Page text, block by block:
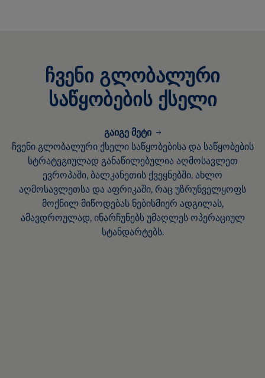
ჩვენი გლობალური
საწყობების ქსელი
ჩვენი გლობალური ქსელი საწყობებისა და საწყობების
სტრატეგიულად განაწილებულია აღმოსავლეთ
ევროპაში, ბალკანეთის ქვეყნებში, ახლო
აღმოსავლეთსა და აფრიკაში, რაც უზრუნველყოფს
მოქნილ მიწოდებას ნებისმიერ ადგილას,
ამავდროულად, ინარჩუნებს უმაღლეს ოპერაციულ
სტანდარტებს.
გაიგე მეტი